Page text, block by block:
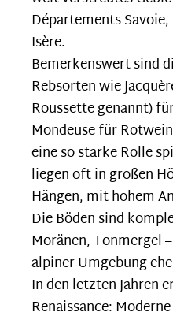
Départements
Isère.
Bemerkenswert sind
Rebsorten wie
Roussette genannt)
Mondeuse für
eine so starke Rolle
liegen oft in großen
Hängen, mit hohem
Die Böden sind
Moränen, Tonmergel
alpiner Umgebung
In den letzten Jahren
Renaissance: